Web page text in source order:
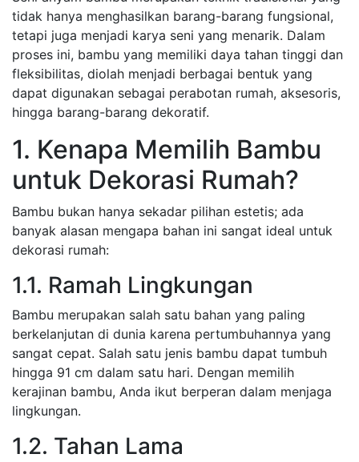
tidak hanya menghasilkan barang-barang fungsional,
tetapi juga menjadi karya seni yang menarik. Dalam
proses ini, bambu yang memiliki daya tahan tinggi dan
fleksibilitas, diolah menjadi berbagai bentuk yang
dapat digunakan sebagai perabotan rumah, aksesoris,
hingga barang-barang dekoratif.
1. Kenapa Memilih Bambu
untuk Dekorasi Rumah?
Bambu bukan hanya sekadar pilihan estetis; ada
banyak alasan mengapa bahan ini sangat ideal untuk
dekorasi rumah:
1.1. Ramah Lingkungan
Bambu merupakan salah satu bahan yang paling
berkelanjutan di dunia karena pertumbuhannya yang
sangat cepat. Salah satu jenis bambu dapat tumbuh
hingga 91 cm dalam satu hari. Dengan memilih
kerajinan bambu, Anda ikut berperan dalam menjaga
lingkungan.
1.2. Tahan Lama